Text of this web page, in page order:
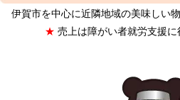
伊賀市を中心に近隣地域の美味しい
★ 売上は障がい者就労支援に